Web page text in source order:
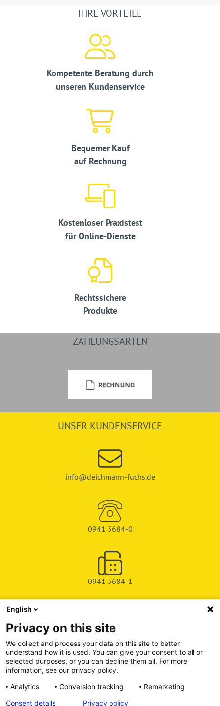
IHRE VORTEILE
Kompetente Beratung durch
unseren Kundenservice
Bequemer Kauf
auf Rechnung
Kostenloser Praxistest
für Online-Dienste
Rechtssichere
Produkte
ZAHLUNGSARTEN
UNSER KUNDENSERVICE
info@deichmann-fuchs.de
0941 5684-0
0941 5684-1
SHOP
SERVICE & SUPPORT
DEICHMAN-FUCHS VERLAG
English
Privacy on this site
We collect and process your data on this site to better
understand how it is used. You can give your consent to all or
selected purposes, or you can decline them all. For more
information, see our privacy policy.
Analytics
Conversion tracking
Remarketing
Consent details
Privacy policy